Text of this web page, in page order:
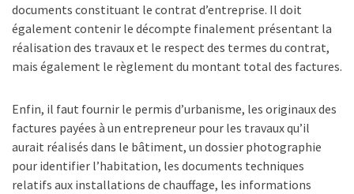
documents constituant le contrat d’entreprise. Il doit
également contenir le décompte finalement présentant la
réalisation des travaux et le respect des termes du contrat,
mais également le règlement du montant total des factures.
Enfin, il faut fournir le permis d’urbanisme, les originaux des
factures payées à un entrepreneur pour les travaux qu’il
aurait réalisés dans le bâtiment, un dossier photographie
pour identifier l’habitation, les documents techniques
relatifs aux installations de chauffage, les informations